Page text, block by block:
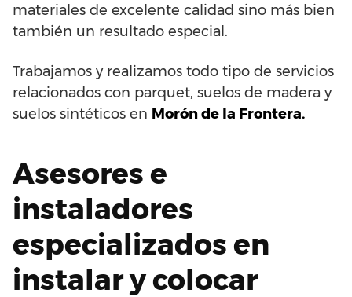
materiales de excelente calidad sino más bien
también un resultado especial.
Trabajamos y realizamos todo tipo de servicios
relacionados con parquet, suelos de madera y
suelos sintéticos en Morón de la Frontera.
Asesores e
instaladores
especializados en
instalar y colocar